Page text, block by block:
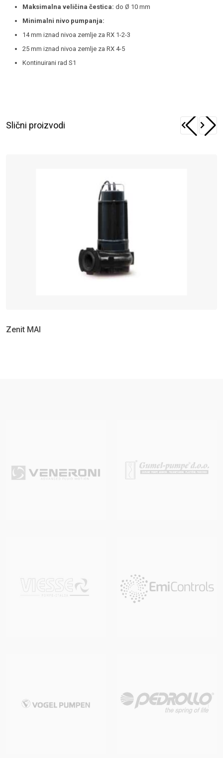
Maksimalna veličina čestica: do Ø 10 mm
Minimalni nivo pumpanja:
14 mm iznad nivoa zemlje za RX 1-2-3
25 mm iznad nivoa zemlje za RX 4-5
Kontinuirani rad S1
Slični proizvodi
Zenit MAI